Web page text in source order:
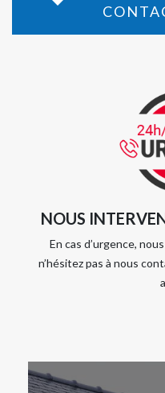
NOUS
En cas d’urgence,
n’hésitez pas à nous